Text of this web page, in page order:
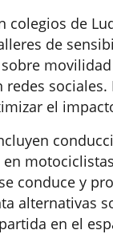
de
de
el
conduce y
alternativas
en el